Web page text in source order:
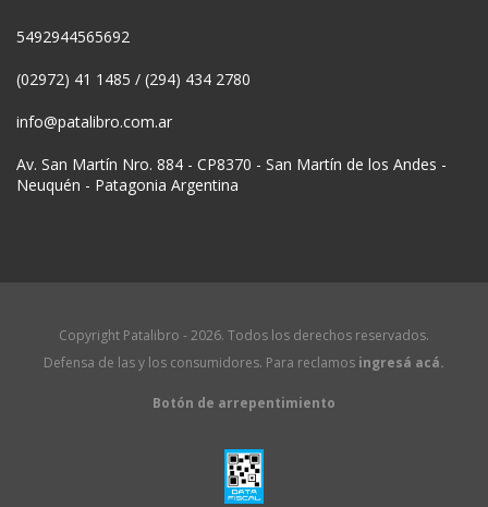
5492944565692
(02972) 41 1485 / (294) 434 2780
info@patalibro.com.ar
Av. San Martín Nro. 884 - CP8370 - San Martín de los Andes -
Neuquén - Patagonia Argentina
Copyright Patalibro - 2026. Todos los derechos reservados.
Defensa de las y los consumidores. Para reclamos ingresá acá.
Botón de arrepentimiento